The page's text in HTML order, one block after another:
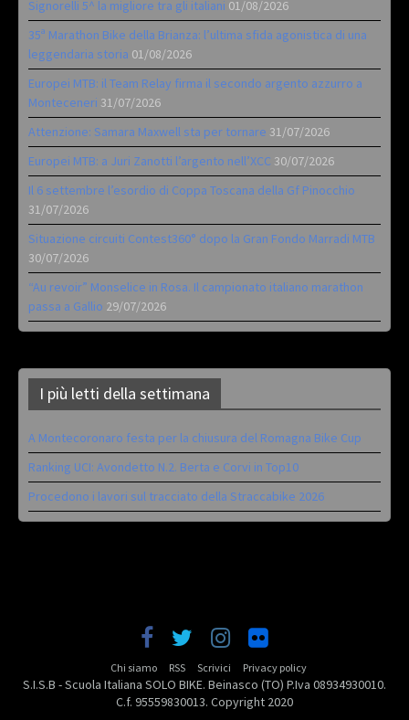
Signorelli 5^ la migliore tra gli italiani 01/08/2026
35ª Marathon Bike della Brianza: l’ultima sfida agonistica di una
leggendaria storia 01/08/2026
Europei MTB: il Team Relay firma il secondo argento azzurro a
Monteceneri 31/07/2026
Attenzione: Samara Maxwell sta per tornare 31/07/2026
Europei MTB: a Juri Zanotti l’argento nell’XCC 30/07/2026
Il 6 settembre l’esordio di Coppa Toscana della Gf Pinocchio
31/07/2026
Situazione circuiti Contest360° dopo la Gran Fondo Marradi MTB
30/07/2026
“Au revoir” Monselice in Rosa. Il campionato italiano marathon
passa a Gallio 29/07/2026
I più letti della settimana
A Montecoronaro festa per la chiusura del Romagna Bike Cup
Ranking UCI: Avondetto N.2. Berta e Corvi in Top10
Procedono i lavori sul tracciato della Straccabike 2026
Chi siamo RSS Scrivici Privacy policy
S.I.S.B - Scuola Italiana SOLO BIKE. Beinasco (TO) P.Iva 08934930010.
C.f. 95559830013. Copyright 2020